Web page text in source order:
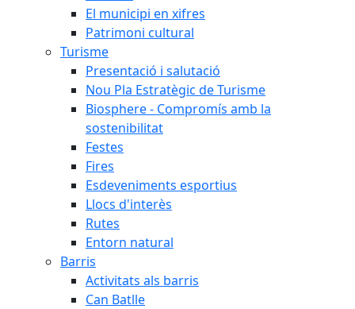
El municipi en xifres
Patrimoni cultural
Turisme
Presentació i salutació
Nou Pla Estratègic de Turisme
Biosphere - Compromís amb la
sostenibilitat
Festes
Fires
Esdeveniments esportius
Llocs d'interès
Rutes
Entorn natural
Barris
Activitats als barris
Can Batlle